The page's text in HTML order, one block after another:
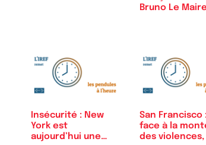
Bruno Le Maire
Insécurité : New
York est
aujourd’hui une
San Francisco
face à la
des